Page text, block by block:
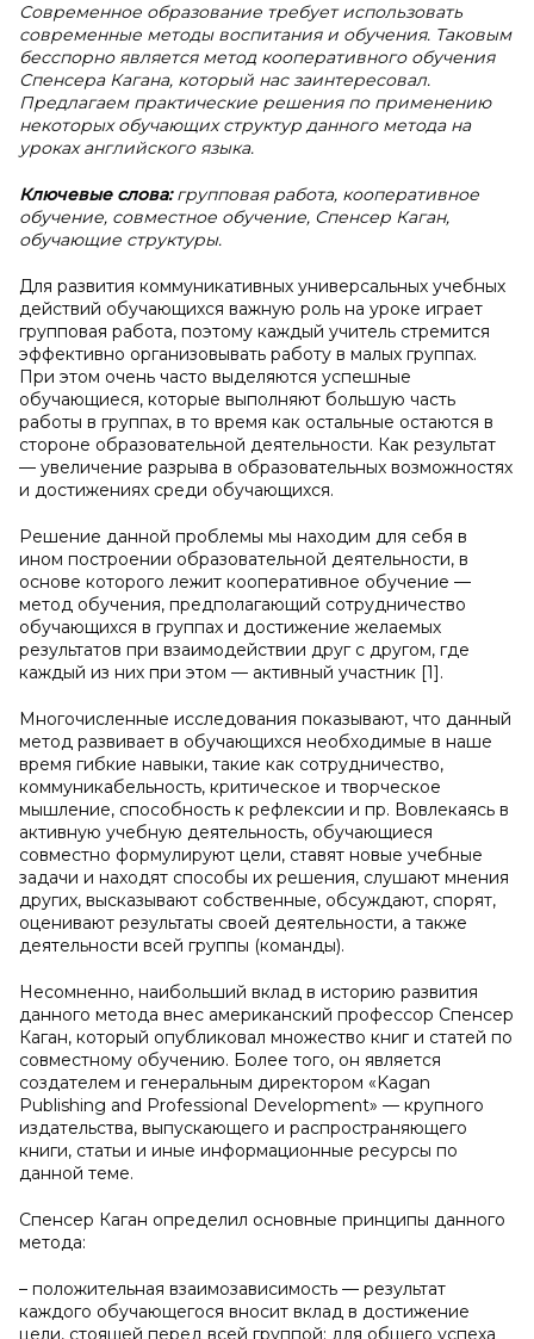
Современное образование требует использовать
современные методы воспитания и обучения. Таковым
бесспорно является метод кооперативного обучения
Спенсера Кагана, который нас заинтересовал.
Предлагаем практические решения по применению
некоторых обучающих структур данного метода на
уроках английского языка.
Ключевые слова:групповая работа, кооперативное
обучение, совместное обучение, Спенсер Каган,
обучающие структуры.
Для развития коммуникативных универсальных учебных
действий обучающихся важную роль на уроке играет
групповая работа, поэтому каждый учитель стремится
эффективно организовывать работу в малых группах.
При этом очень часто выделяются успешные
обучающиеся, которые выполняют большую часть
работы в группах, в то время как остальные остаются в
стороне образовательной деятельности. Как результат
— увеличение разрыва в образовательных возможностях
и достижениях среди обучающихся.
Решение данной проблемы мы находим для себя в
ином построении образовательной деятельности, в
основе которого лежит кооперативное обучение —
метод обучения, предполагающий сотрудничество
обучающихся в группах и достижение желаемых
результатов при взаимодействии друг с другом, где
каждый из них при этом — активный участник [1].
Многочисленные исследования показывают, что данный
метод развивает в обучающихся необходимые в наше
время гибкие навыки, такие как сотрудничество,
коммуникабельность, критическое и творческое
мышление, способность к рефлексии и пр. Вовлекаясь в
активную учебную деятельность, обучающиеся
совместно формулируют цели, ставят новые учебные
задачи и находят способы их решения, слушают мнения
других, высказывают собственные, обсуждают, спорят,
оценивают результаты своей деятельности, а также
деятельности всей группы (команды).
Несомненно, наибольший вклад в историю развития
данного метода внес американский профессор Спенсер
Каган, который опубликовал множество книг и статей по
совместному обучению. Более того, он является
создателем и генеральным директором «Kagan
Publishing and Professional Development» — крупного
издательства, выпускающего и распространяющего
книги, статьи и иные информационные ресурсы по
данной теме.
Спенсер Каган определил основные принципы данного
метода:
– положительная взаимозависимость — результат
каждого обучающегося вносит вклад в достижение
цели, стоящей перед всей группой; для общего успеха